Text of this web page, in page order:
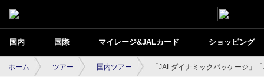
国内 国際 マイレージ&JALカード ショッピング
ホーム ツアー 国内ツアー 「JALダイナミックパッケージ」